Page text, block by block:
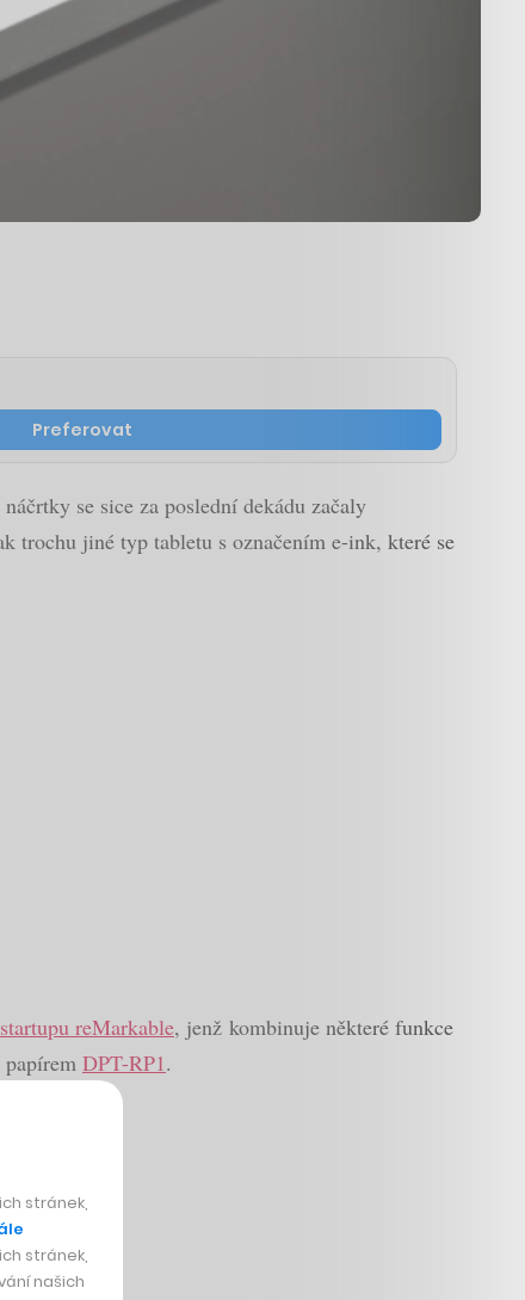
Preferovat
se sice za poslední dekádu začaly
trochu jiné typ tabletu s označením e-ink, které se
reMarkable, jenž kombinuje některé funkce
DPT-RP1.
stránek,
stránek,
našich